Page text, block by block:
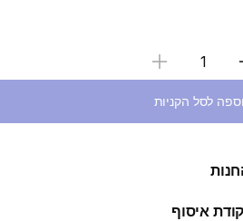
בחירת כמות
לסל הקניות
איסוף